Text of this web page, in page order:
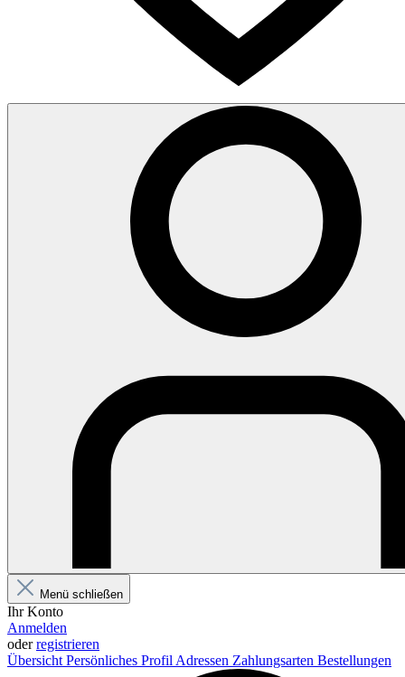
Menü schließen
Ihr Konto
Anmelden
oderregistrieren
Übersicht Persönliches Profil Adressen Zahlungsarten Bestellungen